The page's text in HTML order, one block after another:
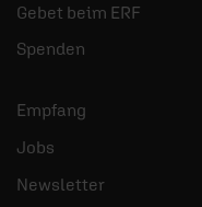
Gebet beim ERF
Spenden
Empfang
Jobs
Newsletter